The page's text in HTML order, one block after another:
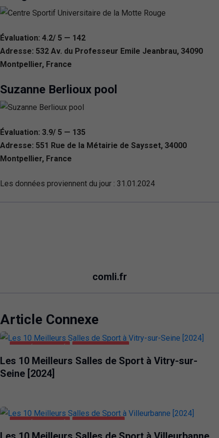
Évaluation: 4.2/ 5 — 142
Adresse: 532 Av. du Professeur Emile Jeanbrau, 34090
Montpellier, France
Suzanne Berlioux pool
Évaluation: 3.9/ 5 — 135
Adresse: 551 Rue de la Métairie de Saysset, 34000
Montpellier, France
Les données proviennent du jour : 31.01.2024
comli.fr
Article Connexe
Les 10 Meilleurs Salles de Sport à Vitry-sur-
Seine [2024]